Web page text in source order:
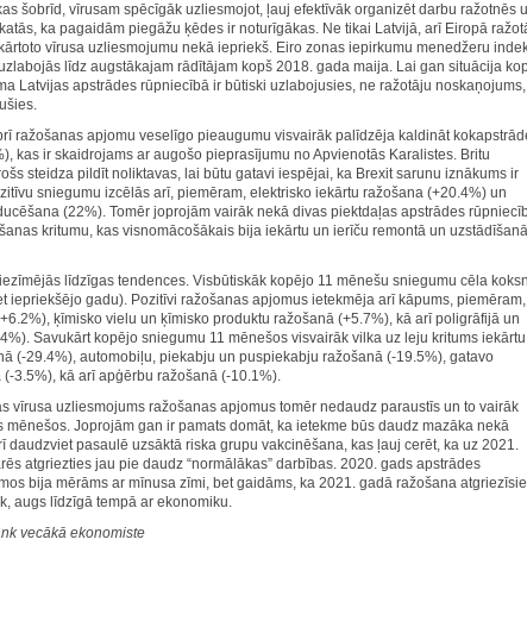
šobrīd, vīrusam spēcīgāk uzliesmojot, ļauj efektīvāk organizēt darbu ražotnēs
ka pagaidām piegāžu ķēdes ir noturīgākas. Ne tikai Latvijā, arī Eiropā
vīrusa uzliesmojumu nekā iepriekš. Eiro zonas iepirkumu menedžeru
līdz augstākajam rādītājam kopš 2018. gada maija. Lai gan situācija
Latvijas apstrādes rūpniecībā ir būtiski uzlabojusies, ne ražotāju
ražošanas apjomu veselīgo pieaugumu visvairāk palīdzēja kaldināt
kas ir skaidrojams ar augošo pieprasījumu no Apvienotās Karalistes. Britu
steidza pildīt noliktavas, lai būtu gatavi iespējai, ka Brexit sarunu iznākums ir
sniegumu izcēlās arī, piemēram, elektrisko iekārtu ražošana (+20.4%) un
(22%). Tomēr joprojām vairāk nekā divas piektdaļas apstrādes
kritumu, kas visnomācošākais bija iekārtu un ierīču remontā un uzstādīšanā
līdzīgas tendences. Visbūtiskāk kopējo 11 mēnešu sniegumu cēla
iepriekšējo gadu). Pozitīvi ražošanas apjomus ietekmēja arī kāpums, piemēram,
ķīmisko vielu un ķīmisko produktu ražošanā (+5.7%), kā arī poligrāfijā un
Savukārt kopējo sniegumu 11 mēnešos visvairāk vilka uz leju kritums
(-29.4%), automobiļu, piekabju un puspiekabju ražošanā (-19.5%), gatavo
3.5%), kā arī apģērbu ražošanā (-10.1%).
vīrusa uzliesmojums ražošanas apjomus tomēr nedaudz paraustīs un to vairāk
Joprojām gan ir pamats domāt, ka ietekme būs daudz mazāka nekā
daudzviet pasaulē uzsāktā riska grupu vakcinēšana, kas ļauj cerēt, ka uz 2021.
atgriezties jau pie daudz “normālākas” darbības. 2020. gads apstrādes
bija mērāms ar mīnusa zīmi, bet gaidāms, ka 2021. gadā ražošana
augs līdzīgā tempā ar ekonomiku.
vecākā ekonomiste